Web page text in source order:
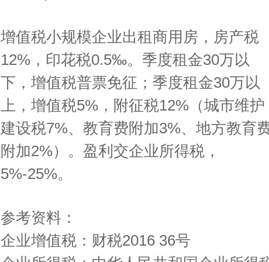
增值税小规模企业出租商用房，房产税
12%，印花税0.5‰。季度租金30万以
下，增值税普票免征；季度租金30万以
上，增值税5%，附征税12%（城市维护
建设税7%、教育费附加3%、地方教育
附加2%）。盈利交企业所得税，
5%-25%。
参考资料：
企业增值税：财税2016 36号